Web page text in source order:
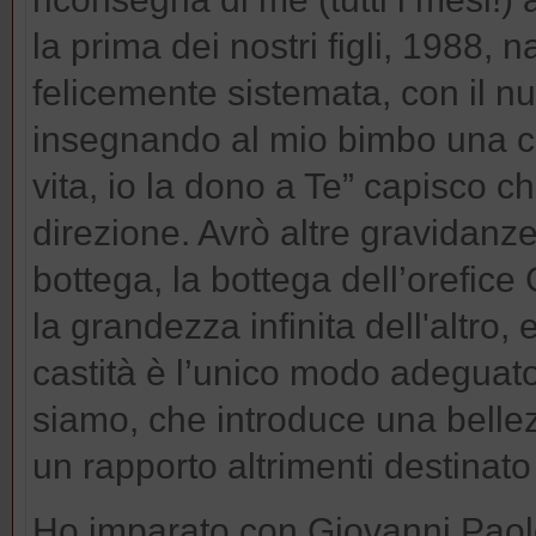
la prima dei nostri figli, 1988,
felicemente sistemata, con il
insegnando al mio bimbo una
vita, io la dono a Te” capisco
direzione. Avrò altre
bottega, la bottega
la grandezza infinita dell'altro,
castità è l’unico modo
siamo, che introduce una
un rapporto altrimenti